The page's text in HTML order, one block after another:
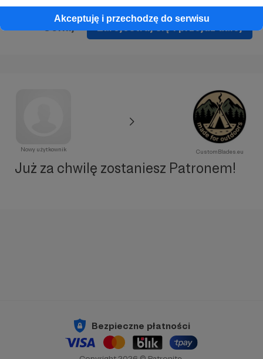
Akceptuję i przechodzę do serwisu
Zarejestruj się i przejdź dalej
Nowy użytkownik CustomBlades.eu
Już za chwilę zostaniesz Patronem!
Bezpieczne płatności